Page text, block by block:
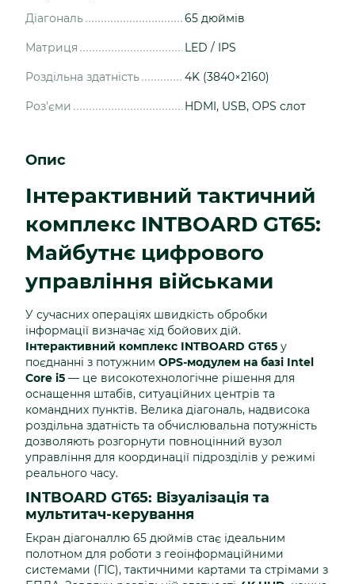
Діагональ 65 дюймів
Матриця LED / IPS
Роздільна здатність 4K (3840×2160)
Роз'єми HDMI, USB, OPS слот
Опис
Інтерактивний тактичний
комплекс INTBOARD GT65:
Майбутнє цифрового
управління військами
У сучасних операціях швидкість обробки
інформації визначає хід бойових дій.
Інтерактивний комплекс INTBOARD GT65 у
поєднанні з потужним OPS-модулем на базі Intel
Core i5 — це високотехнологічне рішення для
оснащення штабів, ситуаційних центрів та
командних пунктів. Велика діагональ, надвисока
роздільна здатність та обчислювальна потужність
дозволяють розгорнути повноцінний вузол
управління для координації підрозділів у режимі
реального часу.
INTBOARD GT65: Візуалізація та
мультитач-керування
Екран діагоналлю 65 дюймів стає ідеальним
полотном для роботи з геоінформаційними
системами (ГІС), тактичними картами та стрімами з